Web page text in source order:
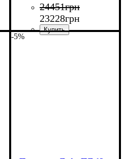
24451грн
23228грн
-5%